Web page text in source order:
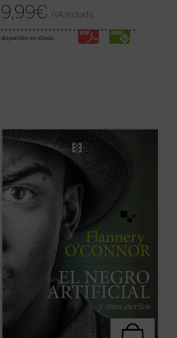
9,99€ IVA incluido
disponible en ebook:
La presente antología recoge ocho cuentos
representativos y algunos ensayos breves
escritos por Flannery O'Connor en
«Andalusia», la finca familiar en la que vivió
sus últimos años mientras avanzaba su
enfermedad degenerativa. Son historias ...
(ver ficha)